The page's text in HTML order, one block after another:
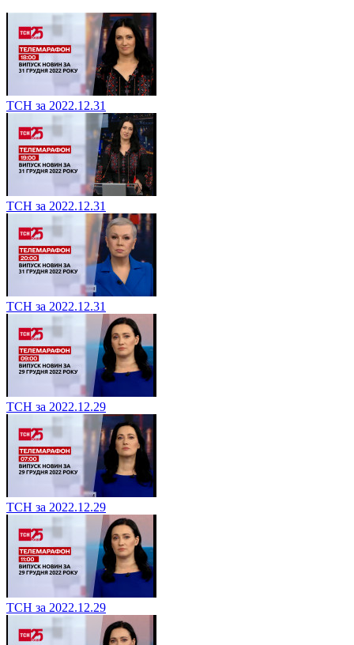
ТСН за 2022.12.31
ТСН за 2022.12.31
ТСН за 2022.12.31
ТСН за 2022.12.29
ТСН за 2022.12.29
ТСН за 2022.12.29